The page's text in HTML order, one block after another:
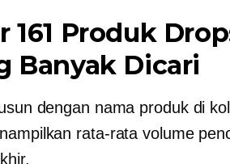
161 Produk
Banyak Dicari
dengan nama produk di
rata-rata volume